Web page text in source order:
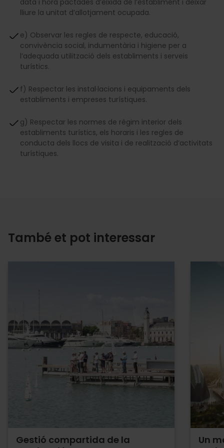
data i hora pactades d’eixida de l’establiment i deixar
lliure la unitat d’allotjament ocupada.
e) Observar les regles de respecte, educació,
convivència social, indumentària i higiene per a
l’adequada utilització dels establiments i serveis
turístics.
f) Respectar les instal·lacions i equipaments dels
establiments i empreses turístiques.
g) Respectar les normes de règim interior dels
establiments turístics, els horaris i les regles de
conducta dels llocs de visita i de realització d’activitats
turístiques.
També et pot interessar
Gestió compartida de la
Un